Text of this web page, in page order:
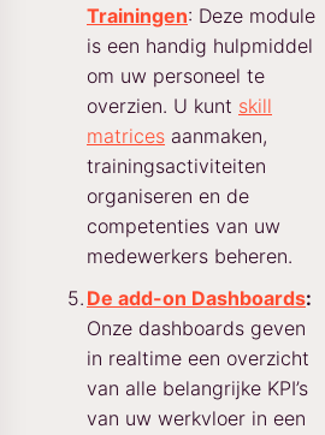
Trainingen: Deze module
is een handig hulpmiddel
om uw personeel te
overzien. U kunt skill
matrices aanmaken,
trainingsactiviteiten
organiseren en de
competenties van uw
medewerkers beheren.
De add-on Dashboards:
Onze dashboards geven
in realtime een overzicht
van alle belangrijke KPI’s
van uw werkvloer in een